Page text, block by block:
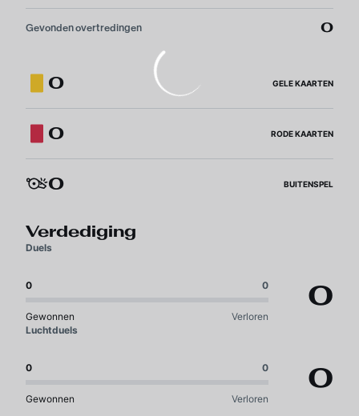
Gevonden overtredingen 0
0 GELE KAARTEN
0 RODE KAARTEN
0 BUITENSPEL
Verdediging
Duels
0 0
Gewonnen Verloren
0
Luchtduels
0 0
Gewonnen Verloren
0